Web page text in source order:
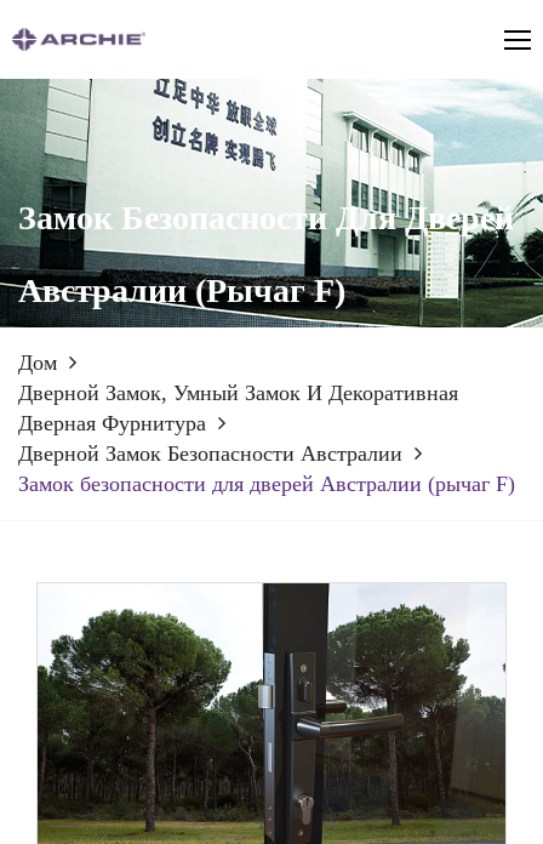
Замок Безопасности Для Дверей
Австралии (рычаг F)
Дом
Дверной Замок, Умный Замок И Декоративная
Дверная Фурнитура
Дверной Замок Безопасности Австралии
Замок безопасности для дверей Австралии (рычаг F)